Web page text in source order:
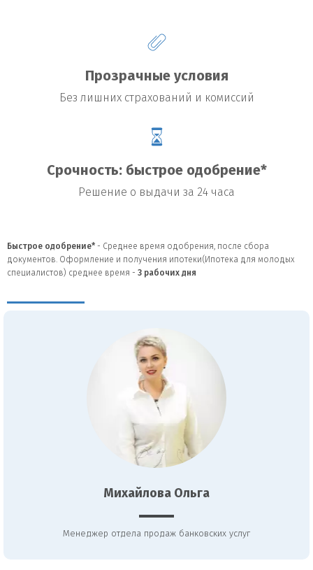
Прозрачные условия
Без лишних страхований и комиссий
Срочность: быстрое одобрение*
Решение о выдачи за 24 часа
Быстрое одобрение* - Среднее время одобрения, после сбора
документов. Оформление и получения ипотеки(Ипотека для молодых
специалистов) среднее время - 3 рабочих дня
Михайлова Ольга
Менеджер отдела продаж банковских услуг